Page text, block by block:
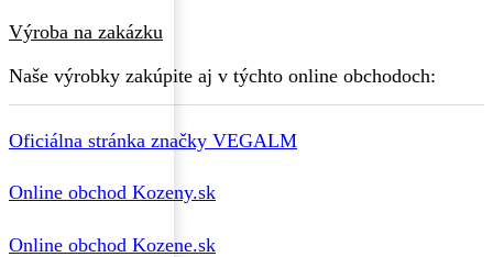
Výroba na zakázku
Naše výrobky zakúpite aj v týchto online obchodoch:
Oficiálna stránka značky VEGALM
Online obchod Kozeny.sk
Online obchod Kozene.sk